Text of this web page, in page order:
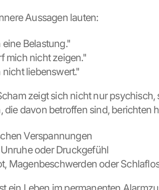
Aussagen lauten:
Belastung."
mich nicht zeigen."
nicht liebenswert."
zeigt sich nicht nur
die davon betroffen sind, berichten
Verspannungen
oder Druckgefühl
Magenbeschwerden oder